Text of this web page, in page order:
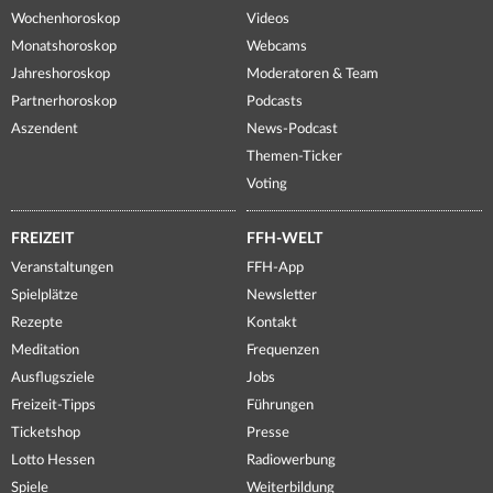
Wochenhoroskop
Monatshoroskop
Jahreshoroskop
Partnerhoroskop
Aszendent
Videos
Webcams
Moderatoren & Team
Podcasts
News-Podcast
Themen-Ticker
Voting
FREIZEIT
Veranstaltungen
Spielplätze
Rezepte
Meditation
Ausflugsziele
Freizeit-Tipps
Ticketshop
Lotto Hessen
Spiele
FFH-WELT
FFH-App
Newsletter
Kontakt
Frequenzen
Jobs
Führungen
Presse
Radiowerbung
Weiterbildung